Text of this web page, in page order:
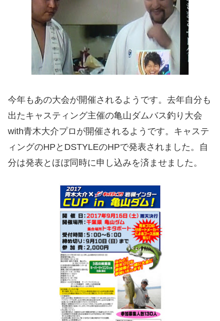
今年もあの大会が開催されるようです。去年自分も
出たキャスティング主催の亀山ダムバス釣り大会
with青木大介プロが開催されるようです。キャステ
ィングのHPとDSTYLEのHPで発表されました。自
分は発表とほぼ同時に申し込みを済ませました。